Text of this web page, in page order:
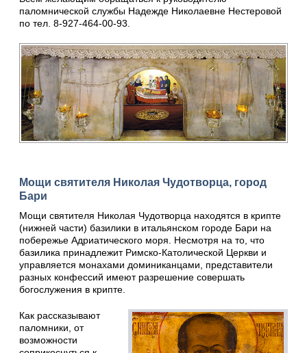
паломнической службы Надежде Николаевне Нестеровой
по тел. 8-927-464-00-93.
Мощи святителя Николая Чудотворца, город
Бари
Мощи святителя Николая Чудотворца находятся в крипте
(нижней части) базилики в итальянском городе Бари на
побережье Адриатического моря. Несмотря на то, что
базилика принадлежит Римско-Католической Церкви и
управляется монахами доминиканцами, представители
разных конфессий имеют разрешение совершать
богослужения в крипте.
Как рассказывают
паломники, от
возможности